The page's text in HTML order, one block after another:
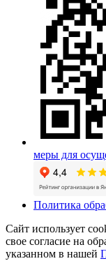
меры для
Политика
Сайт использует
свое согласие на
указанном в нашей